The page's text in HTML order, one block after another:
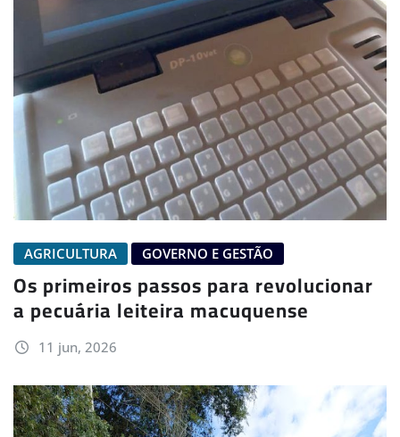
AGRICULTURA GOVERNO E GESTÃO
Os primeiros passos para revolucionar
a pecuária leiteira macuquense
11 jun, 2026